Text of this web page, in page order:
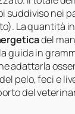
suddiviso nei
La quantità
del
guida in
adattarla
pelo, feci e
del